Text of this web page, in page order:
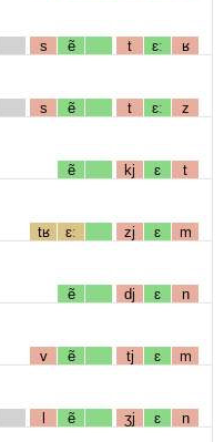
s ẽ t ɛː ʁ
s ẽ t ɛː z
ẽ kj ɛ t
tʁ ɛː zj ɛ m
ẽ dj ɛ n
v ẽ tj ɛ m
l ẽ ʒj ɛ n